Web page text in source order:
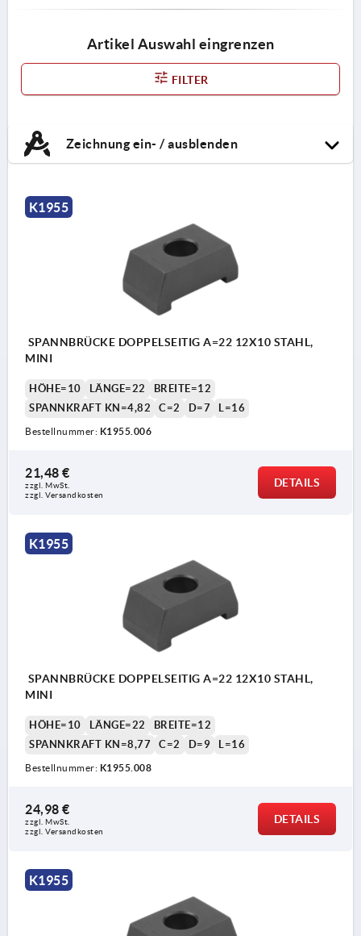
Artikel Auswahl eingrenzen
FILTER
Zeichnung ein- / ausblenden
K1955
SPANNBRÜCKE DOPPELSEITIG A=22 12X10 STAHL,
MINI
HÖHE=10 LÄNGE=22
BREITE=12
SPANNKRAFT KN=4,82
C=2 D=7 L=16
Bestellnummer: K1955.006
21,48 €
zzgl. MwSt.
zzgl. Versandkosten
DETAILS
K1955
SPANNBRÜCKE DOPPELSEITIG A=22 12X10 STAHL,
MINI
HÖHE=10 LÄNGE=22
BREITE=12
SPANNKRAFT KN=8,77
C=2 D=9 L=16
Bestellnummer: K1955.008
24,98 €
zzgl. MwSt.
zzgl. Versandkosten
DETAILS
K1955